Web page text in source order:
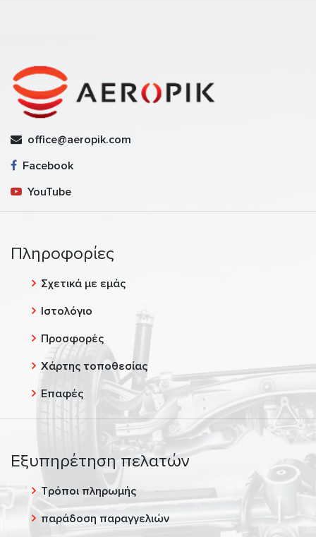
office@aeropik.com
Facebook
YouTube
Πληροφορίες
Σχετικά με εμάς
Ιστολόγιο
Προσφορές
Χάρτης τοποθεσίας
Επαφές
Εξυπηρέτηση πελατών
Τρόποι πληρωμής
παράδοση παραγγελιών